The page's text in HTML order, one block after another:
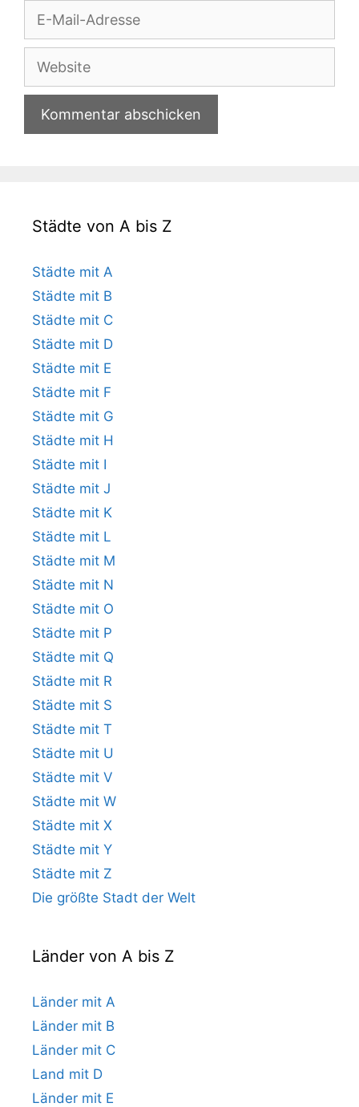
Adresse
Website
Städte von A bis Z
Städte mit A
Städte mit B
Städte mit C
Städte mit D
Städte mit E
Städte mit F
Städte mit G
Städte mit H
Städte mit I
Städte mit J
Städte mit K
Städte mit L
Städte mit M
Städte mit N
Städte mit O
Städte mit P
Städte mit Q
Städte mit R
Städte mit S
Städte mit T
Städte mit U
Städte mit V
Städte mit W
Städte mit X
Städte mit Y
Städte mit Z
Die größte Stadt der Welt
Länder von A bis Z
Länder mit A
Länder mit B
Länder mit C
Land mit D
Länder mit E